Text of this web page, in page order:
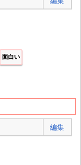
面白い
編集